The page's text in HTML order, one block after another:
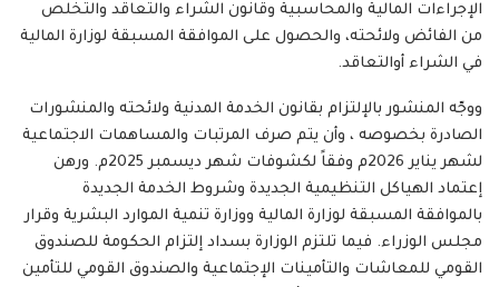
الإجراءات المالية والمحاسبية وقانون الشراء والتعاقد والتخلص
من الفائض ولائحته، والحصول على الموافقة المسبقة لوزارة المالية
في الشراء أوالتعاقد.
ووجّه المنشور بالإلتزام بقانون الخدمة المدنية ولائحته والمنشورات
الصادرة بخصوصه ، وأن يتم صرف المرتبات والمساهمات الاجتماعية
لشهر يناير 2026م وفقاً لكشوفات شهر ديسمبر 2025م. ورهن
إعتماد الهياكل التنظيمية الجديدة وشروط الخدمة الجديدة
بالموافقة المسبقة لوزارة المالية ووزارة تنمية الموارد البشرية وقرار
مجلس الوزراء. فيما تلتزم الوزارة بسداد إلتزام الحكومة للصندوق
القومي للمعاشات والتأمينات الإجتماعية والصندوق القومي للتأمين